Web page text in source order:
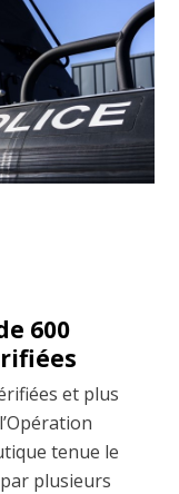
600
et plus
tenue le
plusieurs